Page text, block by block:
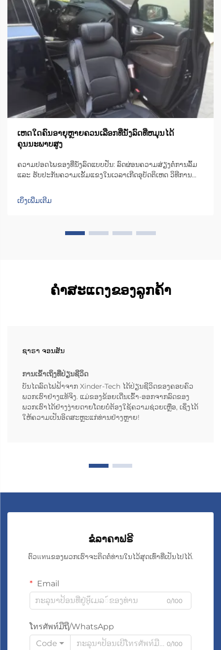
ເຫດໃດຄົນອາຍຸຫຼາຍຄວນເລືອກທີ່ນັ່ງລົດທີ່ຫມຸນໄດ້
ຄຸນນະພາບສູງ
ຄວາມປອດໄພຂອງທີ່ນັ່ງລົດແບບປັ່ນ: ລົດຜ່ອນຄວາມສ່ຽງຕໍ່ການລົ້ມ
ແລະ ຮັບປະກັນຄວາມເຂັ້ມແຂງໃນເວລາເກີດອຸບັດຕິເຫດ ວິທີການ
ການຍ້າຍຕົວ ເກົ້າອີ້ຫຼືທີ່ນັ່ງມີເຄື່ອງຈັກທີ່ສາມາດປັ່ນໄດ້ເປັນພິເສດ ເຊິ່ງ
ຊ່ວຍປັ່ນທີ່ນັ່ງໄປ 90 ອົງສາໄປທາງດ້ານປະຕູລົດ ເພື່ອໃຫ້ຜູ້ໃຊ້...
ເບິ່ງເພີ່ມເຕີມ
ຄຳສະແດງຂອງລູກຄ້າ
ຊາຣາ ຈອນສັນ
ການເຂົ້າເຖິງທີ່ປ່ຽນຊີວິດ
ບັນໄດລົດໄຟຟ້າຈາກ Xinder-Tech ໄດ້ປ່ຽນຊີວິດຂອງຄອບຄົວ
ພວກເຮົາຢ່າງແທ້ຈິງ. ແມ່ຂອງຂ້ອຍເດີ່ນເຂົ້າ-ອອກຈາກລົດຂອງ
ພວກເຮົາໄດ້ຢ່າງງ່າຍດາຍໂດຍບໍ່ຕ້ອງໃຊ້ຄວາມຊ່ວຍເຫຼືອ, ເຊິ່ງໄດ້
ໃຫ້ຄວາມເປັນອິດສະຫຼະແກ່ທ່ານຢ່າງຫຼາຍ!
ຂໍລາຄາຟຣີ
ຕົວแทนຂອງພວກເຮົາຈະຕິດຕໍ່ທ່ານໃນໄວ້ສຸດເທົ່າທີ່ເປັນໄປໄດ້.
Email
0/100
ໂทรศัพท์ມືຖື/WhatsApp
Code
0/100